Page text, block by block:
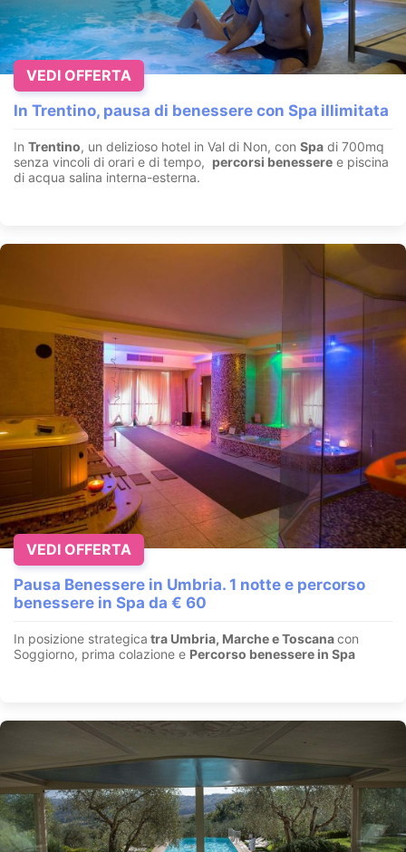
In Trentino, pausa di benessere con Spa illimitata
In Trentino, un delizioso hotel in Val di Non, con Spa di 700mq
senza vincoli di orari e di tempo, percorsi benessere e piscina
di acqua salina interna-esterna.
VEDI OFFERTA
Pausa Benessere in Umbria. 1 notte e percorso
benessere in Spa da € 60
In posizione strategica tra Umbria, Marche e Toscanacon
Soggiorno, prima colazione e Percorso benessere in Spa
VEDI OFFERTA